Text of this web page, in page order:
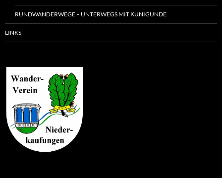
RUNDWANDERWEGE – UNTERWEGS MIT KUNIGUNDE
LINKS